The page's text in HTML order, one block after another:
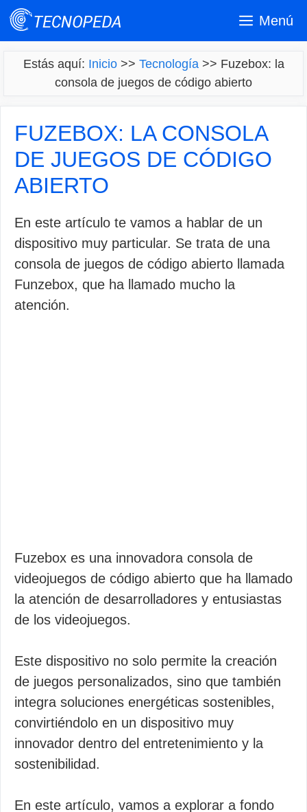
Saltar
Menú
Estás aquí: Inicio>> Tecnología>> Fuzebox: la
consola de juegos de código abierto
FUZEBOX: LA CONSOLA
DE JUEGOS DE CÓDIGO
ABIERTO
En este artículo te vamos a hablar de un
dispositivo muy particular. Se trata de una
consola de juegos de código abierto llamada
Funzebox, que ha llamado mucho la
atención.
Fuzebox es una innovadora consola de
videojuegos de código abierto que ha llamado
la atención de desarrolladores y entusiastas
de los videojuegos.
Este dispositivo no solo permite la creación
de juegos personalizados, sino que también
integra soluciones energéticas sostenibles,
convirtiéndolo en un dispositivo muy
innovador dentro del entretenimiento y la
sostenibilidad.
En este artículo, vamos a explorar a fondo